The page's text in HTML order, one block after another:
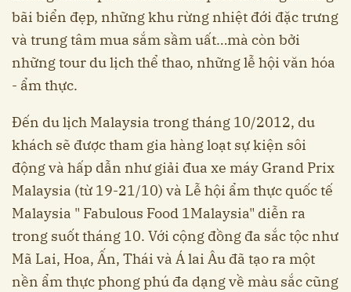
bãi biển đẹp, những khu rừng nhiệt đới đặc trưng
và trung tâm mua sắm sầm uất…mà còn bởi
những tour du lịch thể thao, những lễ hội văn hóa
- ẩm thực.
Đến du lịch Malaysia trong tháng 10/2012, du
khách sẽ được tham gia hàng loạt sự kiện sôi
động và hấp dẫn như giải đua xe máy Grand Prix
Malaysia (từ 19-21/10) và Lễ hội ẩm thực quốc tế
Malaysia " Fabulous Food 1Malaysia" diễn ra
trong suốt tháng 10. Với cộng đồng đa sắc tộc như
Mã Lai, Hoa, Ấn, Thái và Á lai Âu đã tạo ra một
nền ẩm thực phong phú đa dạng về màu sắc cũng